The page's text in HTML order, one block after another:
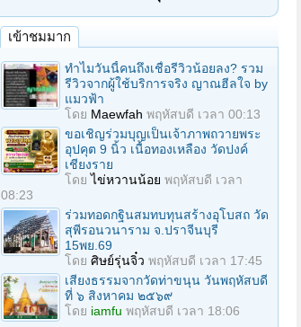
เข้าชมมาก
ทำไมวันนี้คนถึงเชื่อรีวิวน้อยลง? รวม
รีวิวจากผู้ใช้บริการจริง ญาณฮีลใจ by
แมวฟ้า
โดย Maewfah พฤหัสบดี เวลา 00:13
ขอเชิญร่วมบุญเป็นเจ้าภาพถวายพระ
อุปคุต 9 นิ้ว เนื้อทองเหลือง วัดปงค์
เชียงราย
โดยไข่หวานน้อย พฤหัสบดี เวลา
08:23
ร่วมทอดกฐินสมทบทุนสร้างอุโบสถ วัด
สุพีรอนวนาราม จ.ปราจีนบุรี
15พย.69
โดย ศิษย์รุ่นจิ๋ว พฤหัสบดี เวลา 17:45
เสียงธรรมจากวัดท่าขนุน วันพฤหัสบดี
ที่ ๖ สิงหาคม ๒๕๖๙
โดย iamfu พฤหัสบดี เวลา 18:06